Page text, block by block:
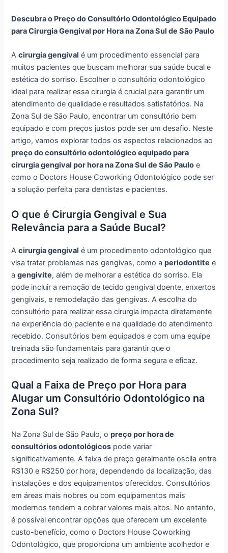
Descubra o Preço do Consultório Odontológico Equipado
para Cirurgia Gengival por Hora na Zona Sul de São Paulo
Acirurgia gengival é um procedimento essencial para
muitos pacientes que buscam melhorar sua saúde bucal e
estética do sorriso. Escolher o consultório odontológico
ideal para realizar essa cirurgia é crucial para garantir um
atendimento de qualidade e resultados satisfatórios. Na
Zona Sul de São Paulo, encontrar um consultório bem
equipado e com preços justos pode ser um desafio. Neste
artigo, vamos explorar todos os aspectos relacionados ao
preço do consultório odontológico equipado para
cirurgia gengival por hora na Zona Sul de São Paulo e
como o Doctors House Coworking Odontológico pode ser
a solução perfeita para dentistas e pacientes.
O que é Cirurgia Gengival e Sua
Relevância para a Saúde Bucal?
Acirurgia gengival é um procedimento odontológico que
visa tratar problemas nas gengivas, como aperiodontite e
agengivite, além de melhorar a estética do sorriso. Ela
pode incluir a remoção de tecido gengival doente, enxertos
gengivais, e remodelação das gengivas. A escolha do
consultório para realizar essa cirurgia impacta diretamente
na experiência do paciente e na qualidade do atendimento
recebido. Consultórios bem equipados e com uma equipe
treinada são fundamentais para garantir que o
procedimento seja realizado de forma segura e eficaz.
Qual a Faixa de Preço por Hora para
Alugar um Consultório Odontológico na
Zona Sul?
Na Zona Sul de São Paulo, opreço por hora de
consultórios odontológicos pode variar
significativamente. A faixa de preço geralmente oscila entre
R$130 e R$250 por hora, dependendo da localização, das
instalações e dos equipamentos oferecidos. Consultórios
em áreas mais nobres ou com equipamentos mais
modernos tendem a cobrar valores mais altos. No entanto,
é possível encontrar opções que oferecem um excelente
custo-benefício, como o Doctors House Coworking
Odontológico, que proporciona um ambiente acolhedor e